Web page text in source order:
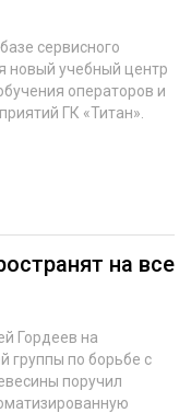
сервисного
новый учебный центр
операторов и
ГК «Титан».
на все
Гордеев на
группы по борьбе с
поручил